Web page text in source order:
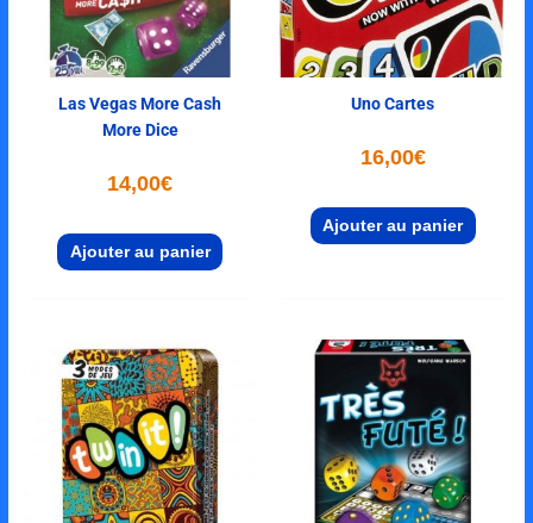
Las Vegas More Cash
More Dice
14,00€
Ajouter au panier
Uno Cartes
16,00€
Ajouter au panier